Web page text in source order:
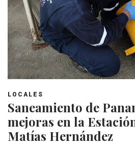
LOCALES
Saneamiento de
mejoras en la
Matías Hernández